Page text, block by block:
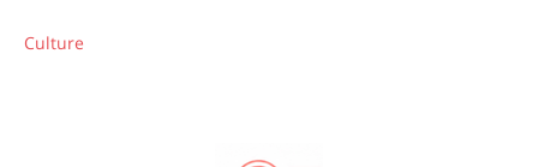
Culture